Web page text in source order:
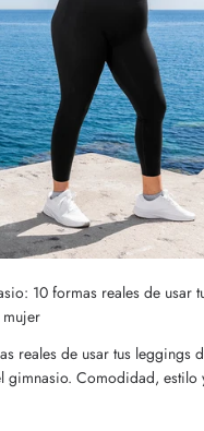
10 formas reales de usar
reales de usar tus leggings
gimnasio. Comodidad, estilo